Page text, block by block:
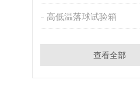
高低温落球试验箱
查看全部